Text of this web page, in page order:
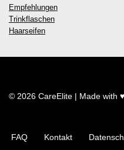
Empfehlungen
Trinkflaschen
Haarseifen
© 2026 CareElite | Made with
FAQ Kontakt